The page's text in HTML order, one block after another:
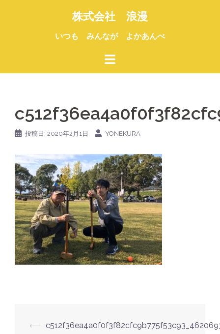
へ
株式会社 浪漫
いつも みんなが よかあんべ
投稿日: 2020年2月1日 YONEKURA
投
⟵